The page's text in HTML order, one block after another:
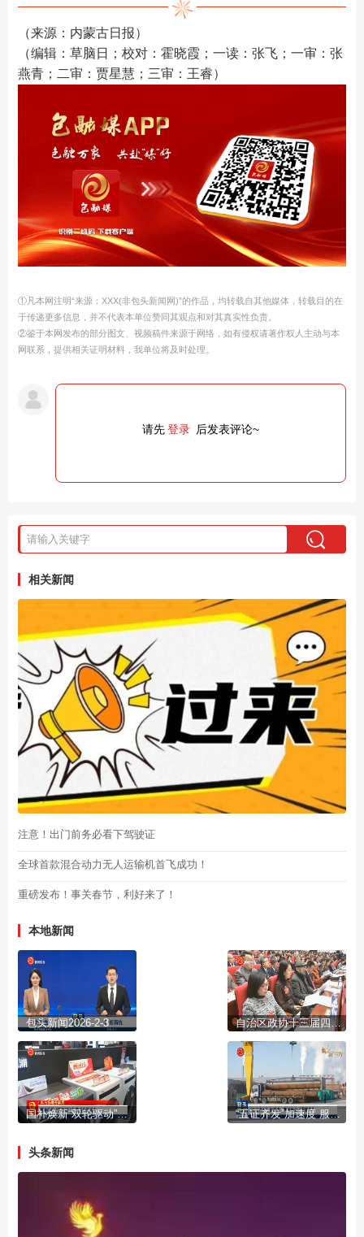
（来源：内蒙古日报）
（编辑：草脑日；校对：霍晓霞；一读：张飞；一审：张
燕青；二审：贾星慧；三审：王睿）
①凡本网注明“来源：XXX(非包头新闻网)”的作品，均转载自其他媒体，转载目的在
于传递更多信息，并不代表本单位赞同其观点和对其真实性负责。
②鉴于本网发布的部分图文、视频稿件来源于网络，如有侵权请著作权人主动与本
网联系，提供相关证明材料，我单位将及时处理。
请先登录 后发表评论~
相关新闻
注意！出门前务必看下驾驶证
全球首款混合动力无人运输机首飞成功！
重磅发布！事关春节，利好来了！
本地新闻
包头新闻2026-2-3 自治区政协十三届四次会议开幕
国补焕新“双轮驱动”激活市场活力 “五证齐发”加速度 服务民企“零距离”
头条新闻